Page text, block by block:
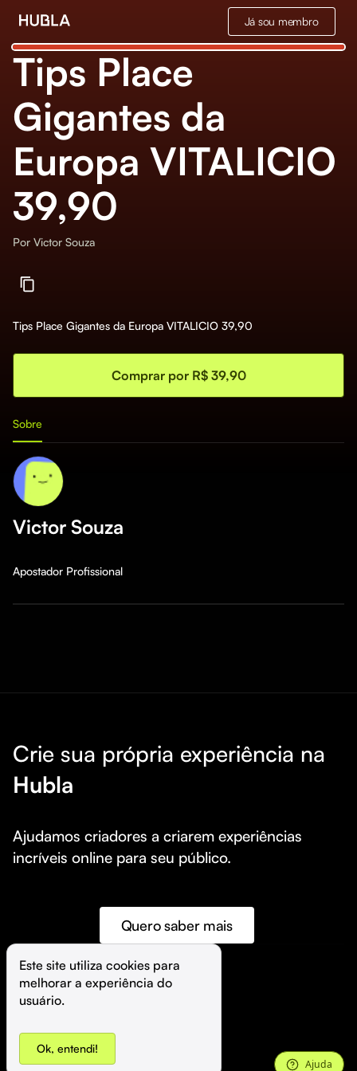
Já sou membro
Tips Place
Gigantes da
Europa VITALICIO
39,90
Por Victor Souza
Tips Place Gigantes da Europa VITALICIO 39,90
Comprar por R$ 39,90
Sobre
Victor Souza
Apostador Profissional
Crie sua própria experiência na
Hubla
Ajudamos criadores a criarem experiências
incríveis online para seu público.
Quero saber mais
©️ Hubla Tecnologia Ltda • 2026
Este site utiliza cookies para
melhorar a experiência do
usuário.
Ok, entendi!
Ajuda